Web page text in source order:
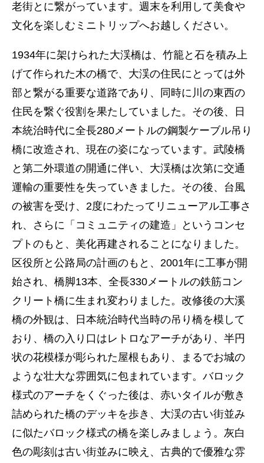
老街とに繋がっています。週末を利用して美食や
文化を楽しむミニトリップへお越しください。
1934年に架けられた大渓橋は、竹籠と石を積み上
げて作られた木の橋で、大渓の住民にとっては外
部と繋がる重要な道路であり、同時に川の東西の
住民を繋ぐ役割を果たしていました。その後、日
本統治時代に全長280メートルの鋼製ケーブル吊り
橋に改造され、現在の姿になっています。武陵橋
と第二外環道の開通に伴い、大渓橋は次第に交通
運輸の重要性を失っていきました。その後、台風
の被害を受け、2度にわたってリニューアル工事さ
れ、さらに「コミュニティの建造」というコンセ
プトのもと、美化再建されることになりました。
区役所と公路局の計画のもと、2001年に工事が開
始され、橋脚13本、全長330メートルの鉄筋コン
クリート橋に生まれ変わりました。改修後の大溪
橋の外観は、日本統治時代当時の吊り橋を模して
おり、橋の入り口はレトロなアーチがあり、半円
状の花模様が彫られた屋根もあり、まるでお城の
ような壮大な雰囲気に包まれています。バロック
様式のアーチをくぐった後は、赤いタイルが敷き
詰められた橋のデッキを歩き、大渓の古い街並み
に似たバロック様式の橋を楽しみましょう。灰白
色の彫刻は古い街並みに映え、古典的で優雅な雰